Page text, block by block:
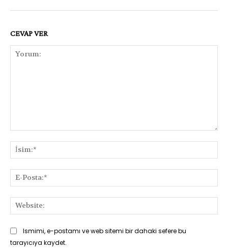
CEVAP VER
Ismimi, e-postamı ve web sitemi bir dahaki sefere bu
tarayıcıya kaydet.